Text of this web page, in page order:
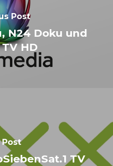
Post
N24 Doku und
HD
Post
TV